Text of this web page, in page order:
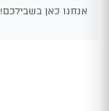
אנחנו כאן בשבילכם!